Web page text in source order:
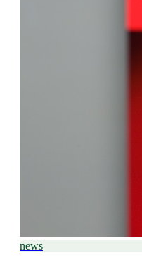
news